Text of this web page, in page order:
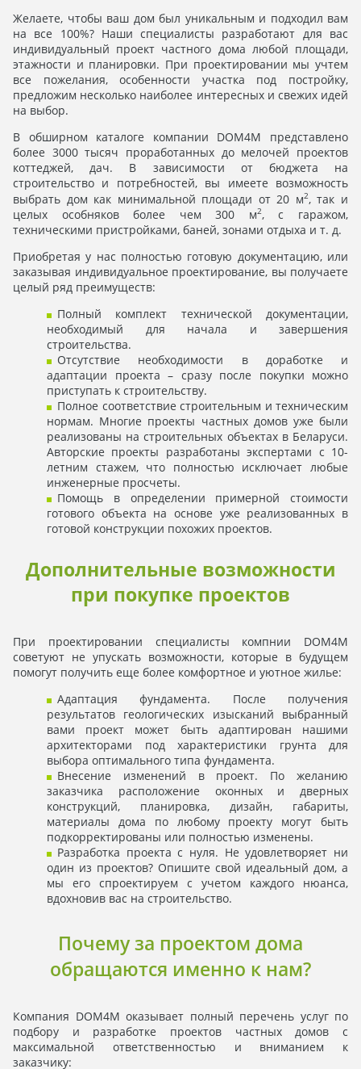
Желаете, чтобы ваш дом был уникальным и подходил вам
на все 100%? Наши специалисты разработают для вас
индивидуальный проект частного дома любой площади,
этажности и планировки. При проектировании мы учтем
все пожелания, особенности участка под постройку,
предложим несколько наиболее интересных и свежих идей
на выбор.
В обширном каталоге компании DOM4M представлено
более 3000 тысяч проработанных до мелочей проектов
коттеджей, дач. В зависимости от бюджета на
строительство и потребностей, вы имеете возможность
выбрать дом как минимальной площади от 20 м2, так и
целых особняков более чем 300 м2, с гаражом,
техническими пристройками, баней, зонами отдыха и т. д.
Приобретая у нас полностью готовую документацию, или
заказывая индивидуальное проектирование, вы получаете
целый ряд преимуществ:
Полный комплект технической документации,
необходимый для начала и завершения
строительства.
Отсутствие необходимости в доработке и
адаптации проекта – сразу после покупки можно
приступать к строительству.
Полное соответствие строительным и техническим
нормам. Многие проекты частных домов уже были
реализованы на строительных объектах в Беларуси.
Авторские проекты разработаны экспертами с 10-
летним стажем, что полностью исключает любые
инженерные просчеты.
Помощь в определении примерной стоимости
готового объекта на основе уже реализованных в
готовой конструкции похожих проектов.
Дополнительные возможности
при покупке проектов
При проектировании специалисты компнии DOM4M
советуют не упускать возможности, которые в будущем
помогут получить еще более комфортное и уютное жилье:
Адаптация фундамента. После получения
результатов геологических изысканий выбранный
вами проект может быть адаптирован нашими
архитекторами под характеристики грунта для
выбора оптимального типа фундамента.
Внесение изменений в проект. По желанию
заказчика расположение оконных и дверных
конструкций, планировка, дизайн, габариты,
материалы дома по любому проекту могут быть
подкорректированы или полностью изменены.
Разработка проекта с нуля. Не удовлетворяет ни
один из проектов? Опишите свой идеальный дом, а
мы его спроектируем с учетом каждого нюанса,
вдохновив вас на строительство.
Почему за проектом дома
обращаются именно к нам?
Компания DOM4M оказывает полный перечень услуг по
подбору и разработке проектов частных домов с
максимальной ответственностью и вниманием к
заказчику: